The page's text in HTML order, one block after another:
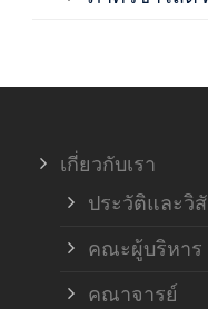
เกี่ยวกับเรา
ประวัติและวิ
คณะผู้บริหาร
คณาจารย์